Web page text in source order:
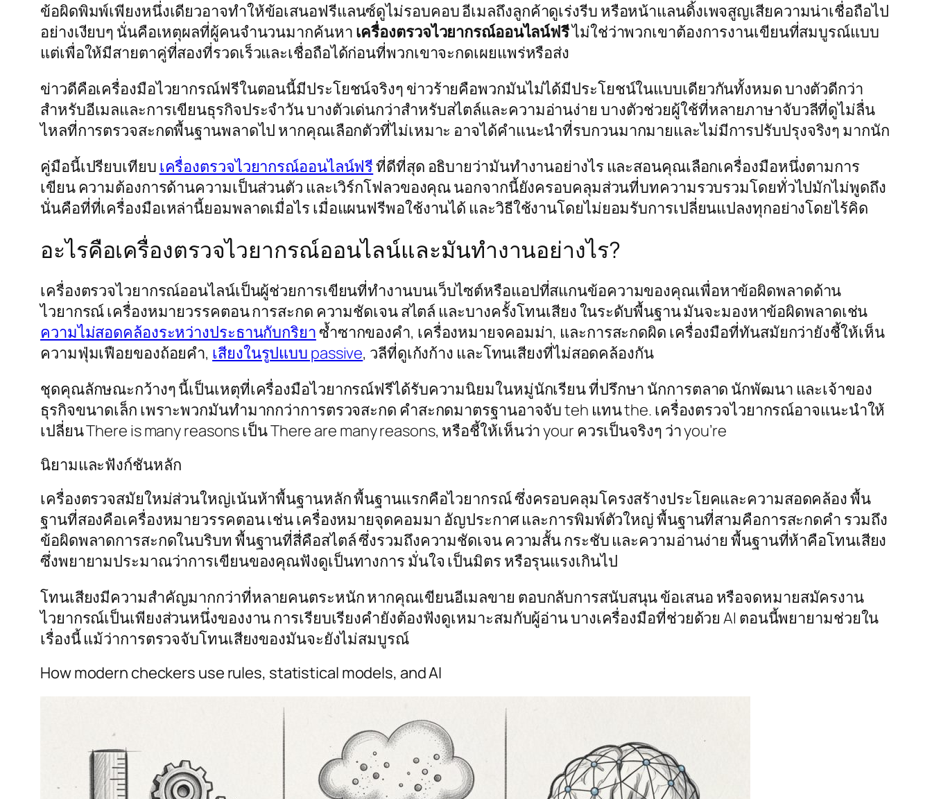
ข้อผิดพิมพ์เพียงหนึ่งเดียวอาจทำให้ข้อเสนอฟรีแลนซ์ดูไม่รอบคอบ อีเมลถึงลูกค้าดูเร่งรีบ หรือหน้าแลนดิ้งเพจสูญเสียความน่าเชื่อถือไป
อย่างเงียบๆ นั่นคือเหตุผลที่ผู้คนจำนวนมากค้นหา เครื่องตรวจไวยากรณ์ออนไลน์ฟรีไม่ใช่ว่าพวกเขาต้องการงานเขียนที่สมบูรณ์แบบ
แต่เพื่อให้มีสายตาคู่ที่สองที่รวดเร็วและเชื่อถือได้ก่อนที่พวกเขาจะกดเผยแพร่หรือส่ง
ข่าวดีคือเครื่องมือไวยากรณ์ฟรีในตอนนี้มีประโยชน์จริงๆ ข่าวร้ายคือพวกมันไม่ได้มีประโยชน์ในแบบเดียวกันทั้งหมด บางตัวดีกว่า
สำหรับอีเมลและการเขียนธุรกิจประจำวัน บางตัวเด่นกว่าสำหรับสไตล์และความอ่านง่าย บางตัวช่วยผู้ใช้ที่หลายภาษาจับวลีที่ดูไม่ลื่น
ไหลที่การตรวจสะกดพื้นฐานพลาดไป หากคุณเลือกตัวที่ไม่เหมาะ อาจได้คำแนะนำที่รบกวนมากมายและไม่มีการปรับปรุงจริงๆ มากนัก
คู่มือนี้เปรียบเทียบ เครื่องตรวจไวยากรณ์ออนไลน์ฟรีที่ดีที่สุด อธิบายว่ามันทำงานอย่างไร และสอนคุณเลือกเครื่องมือหนึ่งตามการ
เขียน ความต้องการด้านความเป็นส่วนตัว และเวิร์กโฟลวของคุณ นอกจากนี้ยังครอบคลุมส่วนที่บทความรวบรวมโดยทั่วไปมักไม่พูดถึง
นั่นคือที่ที่เครื่องมือเหล่านี้ยอมพลาดเมื่อไร เมื่อแผนฟรีพอใช้งานได้ และวิธีใช้งานโดยไม่ยอมรับการเปลี่ยนแปลงทุกอย่างโดยไร้คิด
อะไรคือเครื่องตรวจไวยากรณ์ออนไลน์และมันทำงานอย่างไร?
เครื่องตรวจไวยากรณ์ออนไลน์เป็นผู้ช่วยการเขียนที่ทำงานบนเว็บไซต์หรือแอปที่สแกนข้อความของคุณเพื่อหาข้อผิดพลาดด้าน
ไวยากรณ์ เครื่องหมายวรรคตอน การสะกด ความชัดเจน สไตล์ และบางครั้งโทนเสียง ในระดับพื้นฐาน มันจะมองหาข้อผิดพลาดเช่น
ความไม่สอดคล้องระหว่างประธานกับกริยาซ้ำซากของคำ, เครื่องหมายจคอมม่า, และการสะกดผิด เครื่องมือที่ทันสมัยกว่ายังชี้ให้เห็น
ความฟุ่มเฟือยของถ้อยคำ, เสียงในรูปแบบ passive, วลีที่ดูเก้งก้าง และโทนเสียงที่ไม่สอดคล้องกัน
ชุดคุณลักษณะกว้างๆ นี้เป็นเหตุที่เครื่องมือไวยากรณ์ฟรีได้รับความนิยมในหมู่นักเรียน ที่ปรึกษา นักการตลาด นักพัฒนา และเจ้าของ
ธุรกิจขนาดเล็ก เพราะพวกมันทำมากกว่าการตรวจสะกด คำสะกดมาตรฐานอาจจับteh แทนthe. เครื่องตรวจไวยากรณ์อาจแนะนำให้
เปลี่ยนThere is many reasonsเป็นThere are many reasons, หรือชี้ให้เห็นว่าyour ควรเป็นจริงๆ ว่าyou’re
นิยามและฟังก์ชันหลัก
เครื่องตรวจสมัยใหม่ส่วนใหญ่เน้นห้าพื้นฐานหลัก พื้นฐานแรกคือไวยากรณ์ ซึ่งครอบคลุมโครงสร้างประโยคและความสอดคล้อง พื้น
ฐานที่สองคือเครื่องหมายวรรคตอน เช่น เครื่องหมายจุดคอมมา อัญประกาศ และการพิมพ์ตัวใหญ่ พื้นฐานที่สามคือการสะกดคำ รวมถึง
ข้อผิดพลาดการสะกดในบริบท พื้นฐานที่สี่คือสไตล์ ซึ่งรวมถึงความชัดเจน ความสั้น กระชับ และความอ่านง่าย พื้นฐานที่ห้าคือโทนเสียง
ซึ่งพยายามประมาณว่าการเขียนของคุณฟังดูเป็นทางการ มั่นใจ เป็นมิตร หรือรุนแรงเกินไป
โทนเสียงมีความสำคัญมากกว่าที่หลายคนตระหนัก หากคุณเขียนอีเมลขาย ตอบกลับการสนับสนุน ข้อเสนอ หรือจดหมายสมัครงาน
ไวยากรณ์เป็นเพียงส่วนหนึ่งของงาน การเรียบเรียงคำยังต้องฟังดูเหมาะสมกับผู้อ่าน บางเครื่องมือที่ช่วยด้วย AI ตอนนี้พยายามช่วยใน
เรื่องนี้ แม้ว่าการตรวจจับโทนเสียงของมันจะยังไม่สมบูรณ์
How modern checkers use rules, statistical models, and AI